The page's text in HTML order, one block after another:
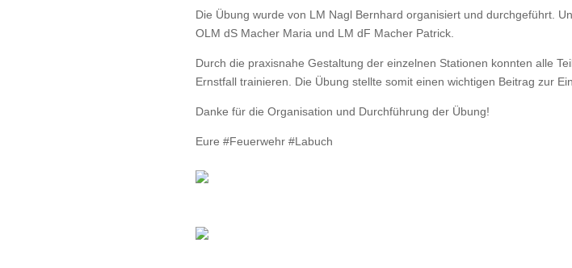
Die Übung wurde von LM Nagl Bernhard organisiert und durchgeführt.
OLM dS Macher Maria und LM dF Macher Patrick.
Durch die praxisnahe Gestaltung der einzelnen Stationen konnten alle
Ernstfall trainieren. Die Übung stellte somit einen wichtigen Beitrag zur
Danke für die Organisation und Durchführung der Übung!
Eure #Feuerwehr #Labuch